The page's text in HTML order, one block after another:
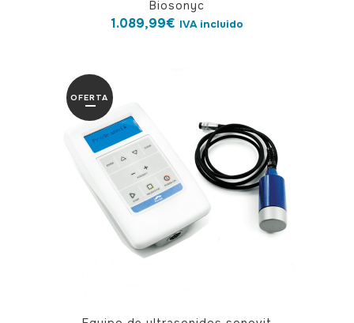
Biosonyc
1.089,99€ IVA incluido
OFERTA